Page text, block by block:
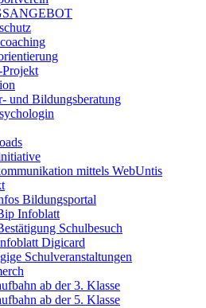
und Bildungsberatung
mittels WebUntis
Bildungsportal
Infoblatt
Schulbesuch
Digicard
Schulveranstaltungen
ab der 3. Klasse
ab der 5. Klasse